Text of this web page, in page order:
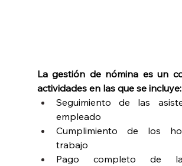
La gestión de nómina es un
actividades en las que se incluye:
Seguimiento de las
empleado
Cumplimiento de los
trabajo
Pago completo de